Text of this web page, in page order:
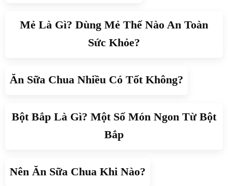
Mẻ Là Gì? Dùng Mẻ Thế Nào An Toàn
Sức Khỏe?
Ăn Sữa Chua Nhiều Có Tốt Không?
Bột Bắp Là Gì? Một Số Món Ngon Từ Bột
Bắp
Nên Ăn Sữa Chua Khi Nào?